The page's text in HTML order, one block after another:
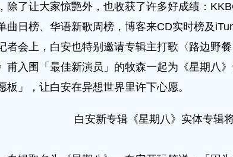
除了让大家惊艷外，也收获了许多好成绩：
曲日榜、华语新歌周榜，博客来CD实时榜及
者会上，白安也特别邀请专辑主打歌〈路边野
甫入围「最佳新演员」的牧森一起为《星期八
板」，让白安在异想世界里许下心愿。
白安新专辑《星期八》实体专辑